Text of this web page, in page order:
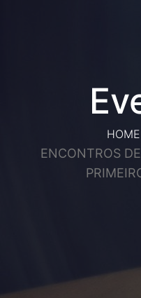
HOME
ENCONTROS